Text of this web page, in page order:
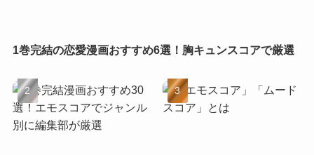
1巻完結の恋愛漫画おすすめ6選！胸キュンスコアで厳選